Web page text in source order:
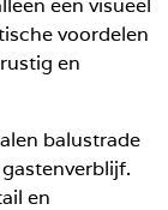
een visueel
voordelen
en
balustrade
en